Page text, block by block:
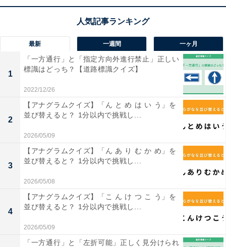
【アナグラムクイズ】「じ ぬ わ り ま」を並び
最新 一週間 一ヶ月
1
「一方通行」と「指定方向外進行禁止」正しい
標識はどっち？【道路標識クイズ】
2022/12/26
2
【アナグラムクイズ】「ん と め は い う」を
並び替えると？ 1分以内で挑戦し...
2026/05/09
3
【アナグラムクイズ】「ん あ り む か め」を
並び替えると？ 1分以内で挑戦し...
2026/05/08
4
【アナグラムクイズ】「こ ん け つ こ う」を
並び替えると？ 1分以内で挑戦し...
2026/05/09
「一方通行」と「左折可能」正しく見分けられ